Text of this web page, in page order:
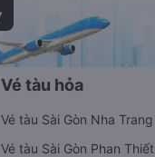
Vé tàu hỏa
Vé tàu Sài Gòn Nha Trang
Vé tàu Sài Gòn Phan Thiết